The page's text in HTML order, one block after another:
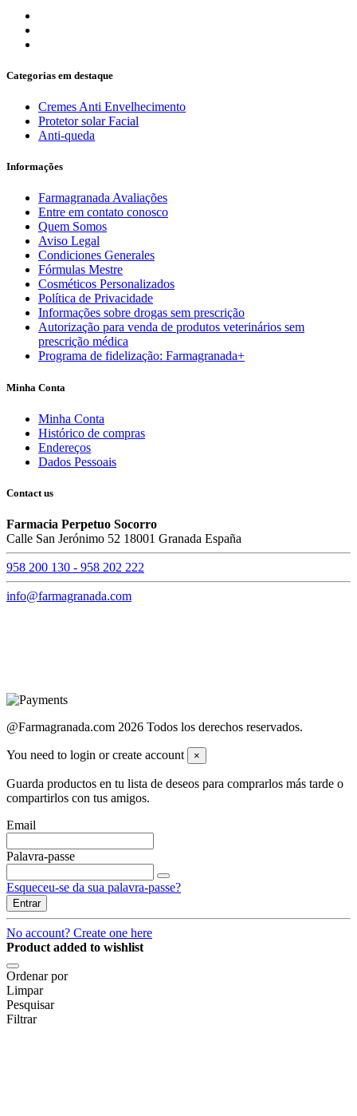
Categorias em destaque
Cremes Anti Envelhecimento
Protetor solar Facial
Anti-queda
Informações
Farmagranada Avaliações
Entre em contato conosco
Quem Somos
Aviso Legal
Condiciones Generales
Fórmulas Mestre
Cosméticos Personalizados
Política de Privacidade
Informações sobre drogas sem prescrição
Autorização para venda de produtos veterinários sem
prescrição médica
Programa de fidelização: Farmagranada+
Minha Conta
Minha Conta
Histórico de compras
Endereços
Dados Pessoais
Contact us
Farmacia Perpetuo Socorro
Calle San Jerónimo 52 18001 Granada España
958 200 130 - 958 202 222
info@farmagranada.com
@Farmagranada.com 2026 Todos los derechos reservados.
You need to login or create account ×
Guarda productos en tu lista de deseos para comprarlos más tarde o
compartirlos con tus amigos.
Email
Palavra-passe
Esqueceu-se da sua palavra-passe?
Entrar
No account? Create one here
Product added to wishlist
Ordenar por
Limpar
Pesquisar
Filtrar